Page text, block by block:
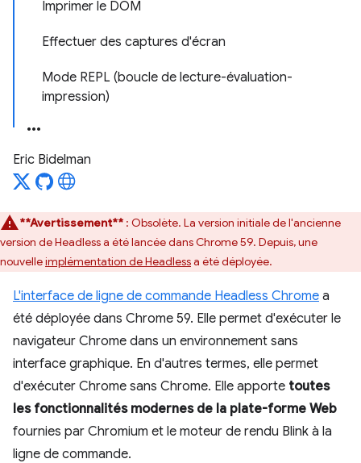
Imprimer le DOM
Effectuer des captures d'écran
Mode REPL (boucle de lecture-évaluation-
impression)
Eric Bidelman
**Avertissement** : Obsolète. La version initiale de l'ancienne
version de Headless a été lancée dans Chrome 59. Depuis, une
nouvelleimplémentation de Headlessa été déployée.
L'interface de ligne de commande Headless Chrome a
été déployée dans Chrome 59. Elle permet d'exécuter le
navigateur Chrome dans un environnement sans
interface graphique. En d'autres termes, elle permet
d'exécuter Chrome sans Chrome. Elle apporte toutes
les fonctionnalités modernes de la plate-forme Web
fournies par Chromium et le moteur de rendu Blink à la
ligne de commande.